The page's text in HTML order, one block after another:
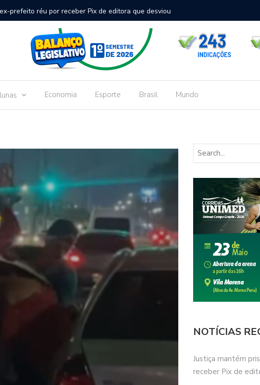
no Aeroporto de Dourados vai custar R$
Dourados
Economia Esporte Brasil Mundo
NOTÍCIAS
Justiça mantém
receber Pix de